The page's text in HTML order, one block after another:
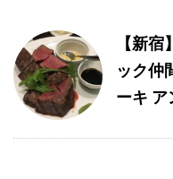
【新
ック仲
ーキ ア